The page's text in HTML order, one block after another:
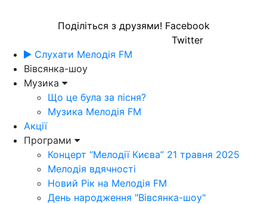
Поділіться з друзями! Facebook
Twitter
Слухати Мелодія FM
Вівсянка-шоу
Музика
Що це була за пісня?
Музика Мелодія FM
Акції
Програми
Концерт “Мелодії Києва” 21 травня 2025
Мелодія вдячності
Новий Рік на Мелодія FM
День народження "Вівсянка-шоу"